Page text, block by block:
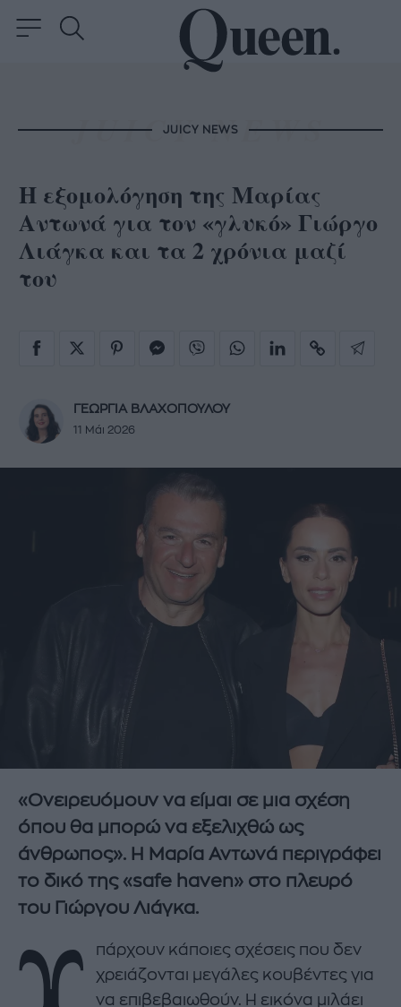
JUICY NEWS
Η εξομολόγηση της Μαρίας
Αντωνά για τον «γλυκό» Γιώργο
Λιάγκα και τα 2 χρόνια μαζί
του
ΓΕΩΡΓΙΑ ΒΛΑΧΟΠΟΥΛΟΥ
11 Μάι 2026
«Ονειρευόμουν να είμαι σε μια σχέση
όπου θα μπορώ να εξελιχθώ ως
άνθρωπος». Η Μαρία Αντωνά περιγράφει
το δικό της «safe haven» στο πλευρό
του Γιώργου Λιάγκα.
Υ
πάρχουν κάποιες σχέσεις που δεν
χρειάζονται μεγάλες κουβέντες για
να επιβεβαιωθούν. Η εικόνα μιλάει